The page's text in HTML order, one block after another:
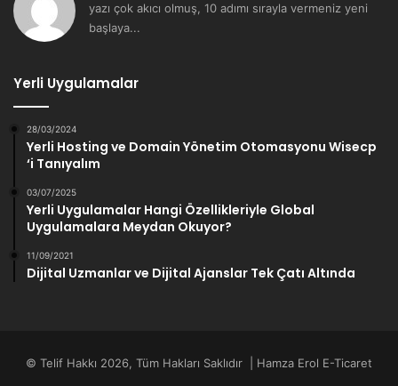
yazı çok akıcı olmuş, 10 adımı sırayla vermeniz yeni
başlaya...
Yerli Uygulamalar
28/03/2024
Yerli Hosting ve Domain Yönetim Otomasyonu Wisecp
‘i Tanıyalım
03/07/2025
Yerli Uygulamalar Hangi Özellikleriyle Global
Uygulamalara Meydan Okuyor?
11/09/2021
Dijital Uzmanlar ve Dijital Ajanslar Tek Çatı Altında
© Telif Hakkı 2026, Tüm Hakları Saklıdır | Hamza Erol E-Ticaret